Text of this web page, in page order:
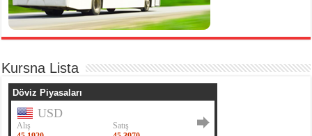
Kursna Lista